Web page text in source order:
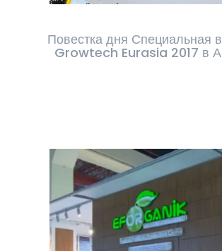
Повестка дня Специальная
Growtech Eurasia 2017 в